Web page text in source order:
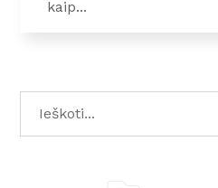
kaip...